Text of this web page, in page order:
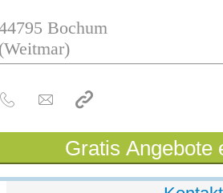
Bochum
Gratis Angebote